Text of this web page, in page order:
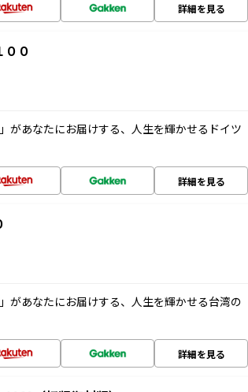
詳細を見る
０
があなたにお届けする、人生を輝かせるドイツ
詳細を見る
があなたにお届けする、人生を輝かせる台湾の
詳細を見る